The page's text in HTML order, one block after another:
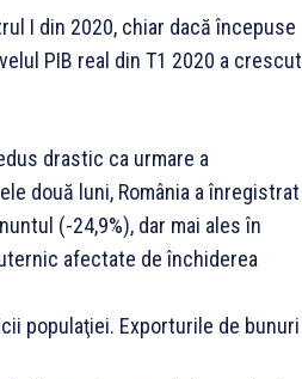
I din 2020, chiar dacă începuse
PIB real din T1 2020 a crescut
drastic ca urmare a
două luni, România a înregistrat
(-24,9%), dar mai ales în
afectate de închiderea
populaţiei. Exporturile de bunuri